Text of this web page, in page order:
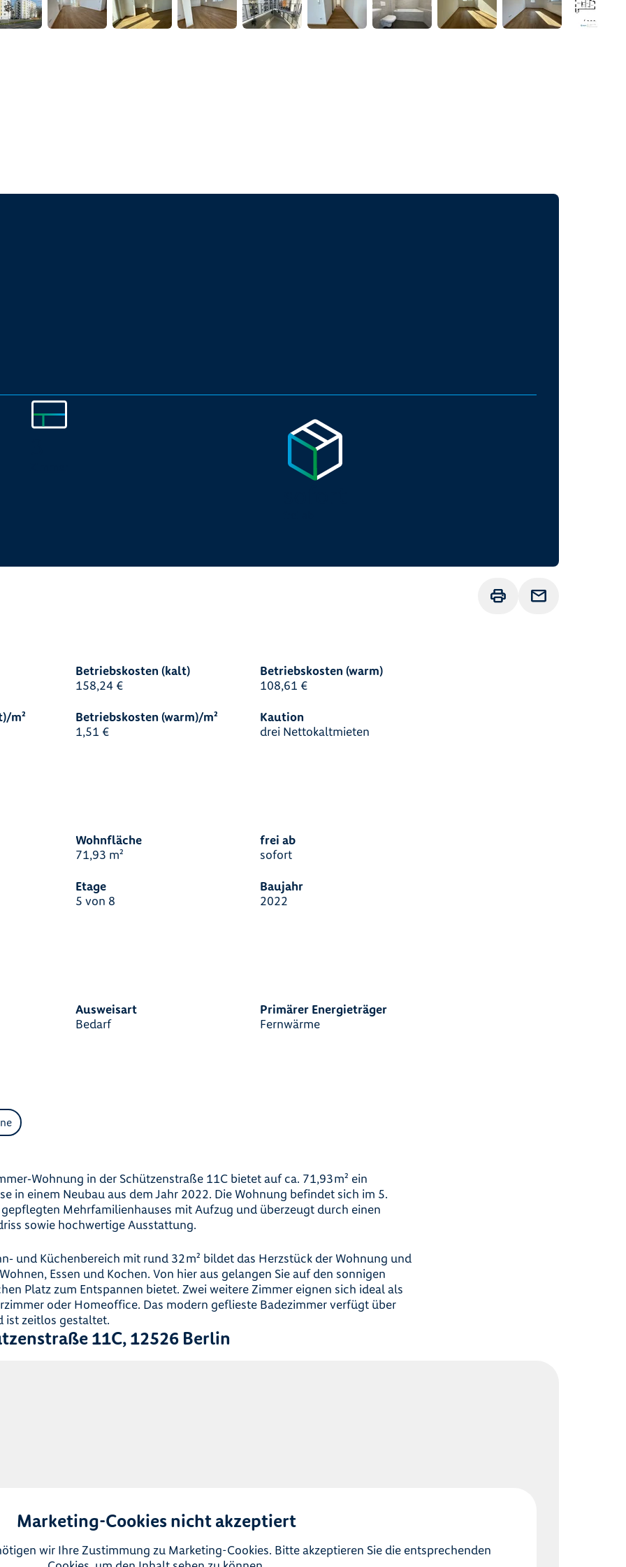
DruckenAnfrage senden
Betriebskosten (kalt)
158,24 €
Betriebskosten (warm)
108,61 €
m²
Betriebskosten (warm)/m²
1,51 €
Kaution
drei Nettokaltmieten
Wohnfläche
71,93 m²
frei ab
sofort
Etage
5 von 8
Baujahr
2022
Ausweisart
Bedarf
Primärer Energieträger
Fernwärme
in der Schützenstraße 11C bietet auf ca. 71,93 m² ein
in einem Neubau aus dem Jahr 2022. Die Wohnung befindet sich im 5.
gepflegten Mehrfamilienhauses mit Aufzug und überzeugt durch einen
sowie hochwertige Ausstattung.
und Küchenbereich mit rund 32 m² bildet das Herzstück der Wohnung und
Essen und Kochen. Von hier aus gelangen Sie auf den sonnigen
Platz zum Entspannen bietet. Zwei weitere Zimmer eignen sich ideal als
oder Homeoffice. Das modern geflieste Badezimmer verfügt über
ist zeitlos gestaltet.
11C, 12526 Berlin
Marketing-Cookies nicht akzeptiert
wir Ihre Zustimmung zu Marketing-Cookies. Bitte akzeptieren Sie die entsprechenden